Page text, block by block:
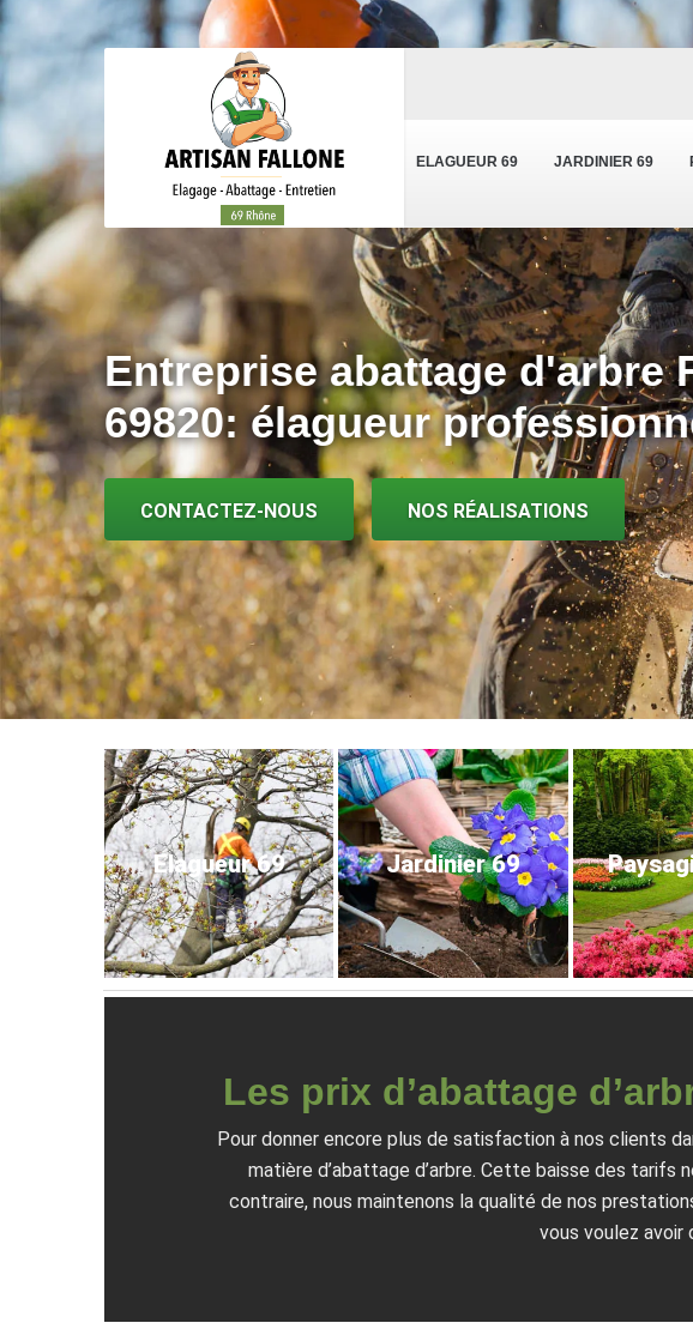
ELAGUEUR 69 JARDINIER 69
Entreprise abattage d'arbre
69820: élagueur
CONTACTEZ-NOUS NOS RÉALISATIONS
Elagueur 69 Jardinier 69
Les prix d’abattage
Pour donner encore plus de satisfaction à nos clients
matière d’abattage d’arbre. Cette baisse des tarifs
contraire, nous maintenons la qualité de nos
vous voulez